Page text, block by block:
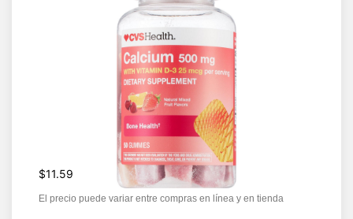
$11.59
El precio puede variar entre compras en línea y en tienda